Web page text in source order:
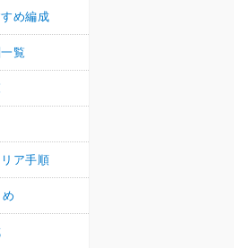
め編成
覧
ア手順